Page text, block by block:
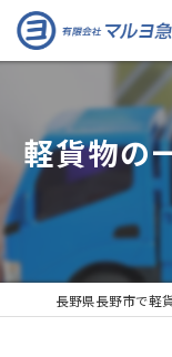
軽貨物の